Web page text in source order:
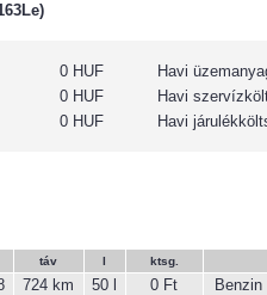
0 HUF
Havi
0 HUF
Havi
0 HUF Havi
táv l ktsg.
724 km 50 l 0 Ft
Benzin